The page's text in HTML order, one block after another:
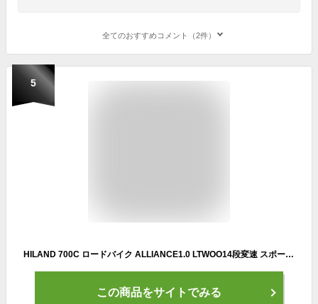
全てのおすすめコメント（2件）
5
HILAND 700C ロードバイク ALLIANCE1.0 LTWOO14段変速 スポーツモデル キャリパーブレーキ ドロップハンドル 超軽量アルミフレーム 穴開きサドル カッコイイ 組立式 初心者向け 入門級 通勤 通学 快適走る ツーリング ブラック ホワイト HHD7003
この商品をサイトでみる